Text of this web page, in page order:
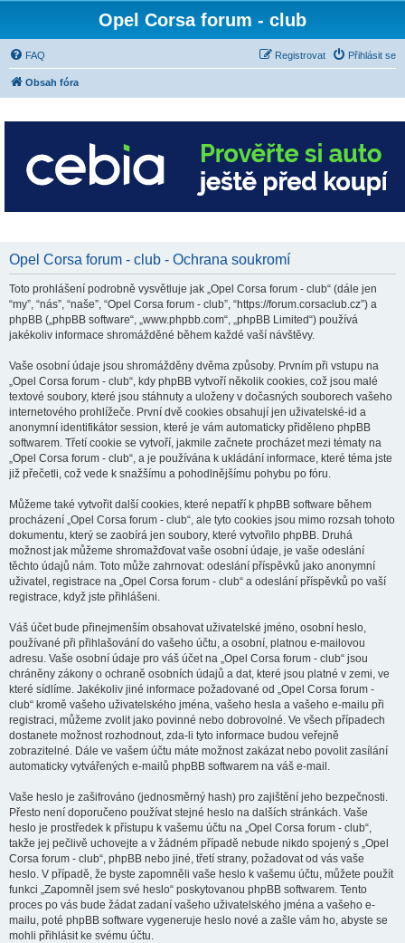
Opel Corsa forum - club
FAQ Přihlásit se
Registrovat
Obsah fóra
Opel Corsa forum - club - Ochrana soukromí
Toto prohlášení podrobně vysvětluje jak „Opel Corsa forum - club“ (dále jen
“my”, “nás”, “naše”, “Opel Corsa forum - club”, “https://forum.corsaclub.cz”) a
phpBB („phpBB software“, „www.phpbb.com“, „phpBB Limited“) používá
jakékoliv informace shromážděné během každé vaší návštěvy.
Vaše osobní údaje jsou shromážděny dvěma způsoby. Prvním při vstupu na
„Opel Corsa forum - club“, kdy phpBB vytvoří několik cookies, což jsou malé
textové soubory, které jsou stáhnuty a uloženy v dočasných souborech vašeho
internetového prohlížeče. První dvě cookies obsahují jen uživatelské-id a
anonymní identifikátor session, které je vám automaticky přiděleno phpBB
softwarem. Třetí cookie se vytvoří, jakmile začnete procházet mezi tématy na
„Opel Corsa forum - club“, a je používána k ukládání informace, které téma jste
již přečetli, což vede k snažšímu a pohodlnějšímu pohybu po fóru.
Můžeme také vytvořit další cookies, které nepatří k phpBB software během
procházení „Opel Corsa forum - club“, ale tyto cookies jsou mimo rozsah tohoto
dokumentu, který se zaobírá jen soubory, které vytvořilo phpBB. Druhá
možnost jak můžeme shromažďovat vaše osobní údaje, je vaše odeslání
těchto údajů nám. Toto může zahrnovat: odeslání příspěvků jako anonymní
uživatel, registrace na „Opel Corsa forum - club“ a odeslání příspěvků po vaší
registrace, když jste přihlášeni.
Váš účet bude přinejmenším obsahovat uživatelské jméno, osobní heslo,
používané při přihlašování do vašeho účtu, a osobní, platnou e-mailovou
adresu. Vaše osobní údaje pro váš účet na „Opel Corsa forum - club“ jsou
chráněny zákony o ochraně osobních údajů a dat, které jsou platné v zemi, ve
které sídlíme. Jakékoliv jiné informace požadované od „Opel Corsa forum -
club“ kromě vašeho uživatelského jména, vašeho hesla a vašeho e-mailu při
registraci, můžeme zvolit jako povinné nebo dobrovolné. Ve všech případech
dostanete možnost rozhodnout, zda-li tyto informace budou veřejně
zobrazitelné. Dále ve vašem účtu máte možnost zakázat nebo povolit zasílání
automaticky vytvářených e-mailů phpBB softwarem na váš e-mail.
Vaše heslo je zašifrováno (jednosměrný hash) pro zajištění jeho bezpečnosti.
Přesto není doporučeno používat stejné heslo na dalších stránkách. Vaše
heslo je prostředek k přístupu k vašemu účtu na „Opel Corsa forum - club“,
takže jej pečlivě uchovejte a v žádném případě nebude nikdo spojený s „Opel
Corsa forum - club“, phpBB nebo jiné, třetí strany, požadovat od vás vaše
heslo. V případě, že byste zapomněli vaše heslo k vašemu účtu, můžete použít
funkci „Zapomněl jsem své heslo“ poskytovanou phpBB softwarem. Tento
proces po vás bude žádat zadaní vašeho uživatelského jména a vašeho e-
mailu, poté phpBB software vygeneruje heslo nové a zašle vám ho, abyste se
mohli přihlásit ke svému účtu.